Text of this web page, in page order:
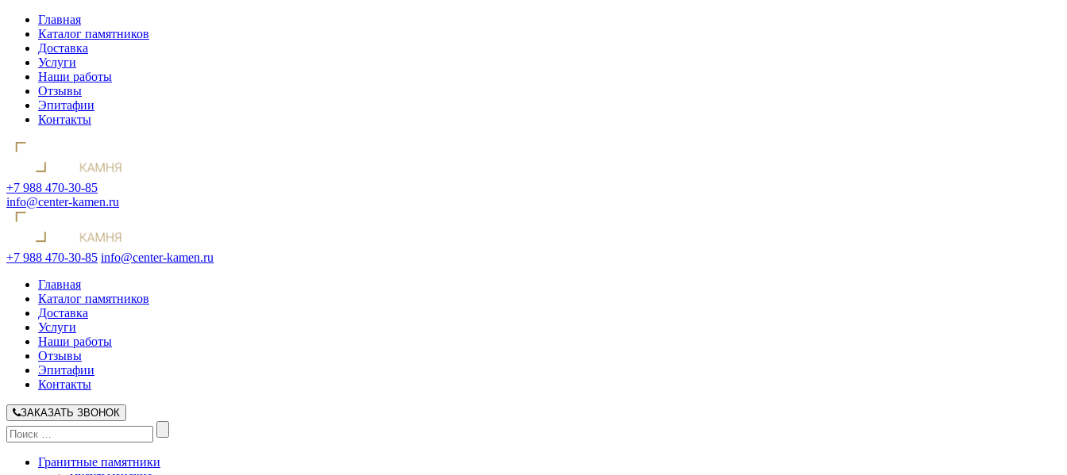
Главная
Каталог памятников
Доставка
Услуги
Наши работы
Отзывы
Эпитафии
Контакты
+7 988 470-30-85
info@center-kamen.ru
+7 988 470-30-85 info@center-kamen.ru
Главная
Каталог памятников
Доставка
Услуги
Наши работы
Отзывы
Эпитафии
Контакты
ЗАКАЗАТЬ ЗВОНОК
Гранитные памятники